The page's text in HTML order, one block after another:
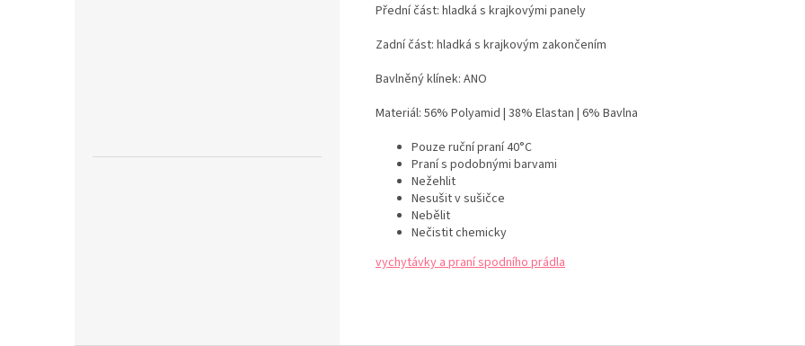
Přední část: hladká s krajkovými panely
Zadní část: hladká s krajkovým zakončením
Bavlněný klínek: ANO
Materiál: 56% Polyamid | 38% Elastan | 6% Bavlna
Pouze ruční praní 40°C
Praní s podobnými barvami
Nežehlit
Nesušit v sušičce
Nebělit
Nečistit chemicky
vychytávky a praní spodního prádla